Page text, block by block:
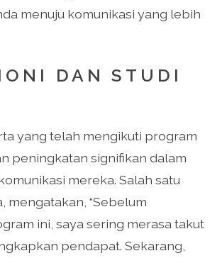
menuju komunikasi yang lebih
DAN STUDI
yang telah mengikuti program
peningkatan signifikan dalam
mereka. Salah satu
mengatakan, “Sebelum
ini, saya sering merasa takut
pendapat. Sekarang,